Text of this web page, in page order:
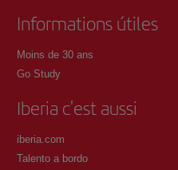
Informations útiles
Moins de 30 ans
Go Study
Iberia c'est aussi
iberia.com
Talento a bordo